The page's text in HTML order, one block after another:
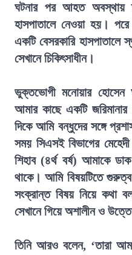
ঘটনার পর আহত অবস্থায়
হাসপাতালে নেওয়া হয়।
একটি বেসরকারি হাসপাতালে
সেখানে চিকিৎসাধীন।
ভুক্তভোগী মনোয়ার হোসেন
আমার কাছে একটি
দিকে আমি বন্ধুদের সঙ্গে
সময় সিএসই বিভাগের
শিহাব (৪র্থ বর্ষ) আমাকে
থাকে। আমি বিষয়টিতে গুরুত্ব
সংক্রান্ত বিষয় নিয়ে কথা
সেখানে গিয়ে অশালীন ও
তিনি আরও বলেন, ‘তারা